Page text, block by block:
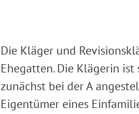
Die Kläger und
Ehegatten. Die Klägerin
zunächst bei der A
Eigentümer eines